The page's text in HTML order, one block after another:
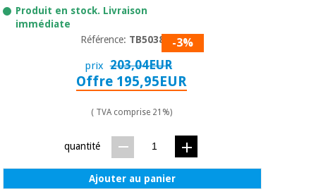
Produit en stock. Livraison
immédiate
Référence: TB50384 -3%
prix 203,04EUR
Offre 195,95EUR
( TVA comprise 21%)
quantité
Ajouter au panier